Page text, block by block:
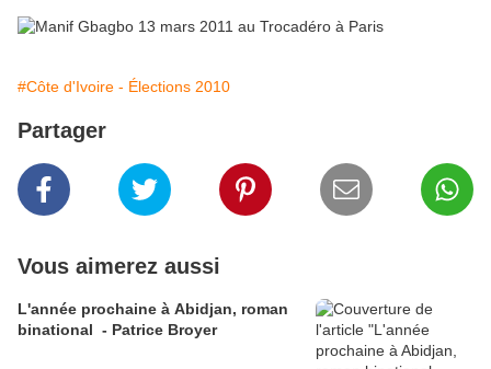
#Côte d'Ivoire - Élections 2010
Partager
Vous aimerez aussi
L'année prochaine à Abidjan, roman
binational - Patrice Broyer